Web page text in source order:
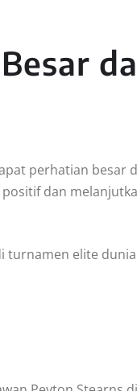
perhatian besar
dan
turnamen elite